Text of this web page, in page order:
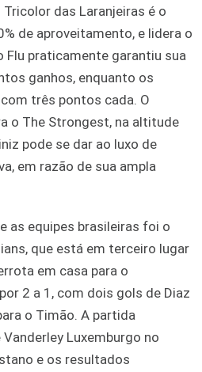
das Laranjeiras é o
de aproveitamento, e lidera o
Flu praticamente garantiu sua
ganhos, enquanto os
três pontos cada. O
o The Strongest, na altitude
pode se dar ao luxo de
em razão de sua ampla
as equipes brasileiras foi o
que está em terceiro lugar
em casa para o
2 a 1, com dois gols de Diaz
o Timão. A partida
Luxemburgo no
e os resultados